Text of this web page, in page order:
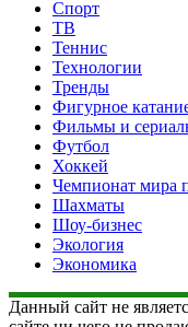
Спорт
ТВ
Теннис
Технологии
Тренды
Фигурное
Фильмы и
Футбол
Хоккей
Чемпионат мира
Шахматы
Шоу-бизнес
Экология
Экономика
Данный сайт не